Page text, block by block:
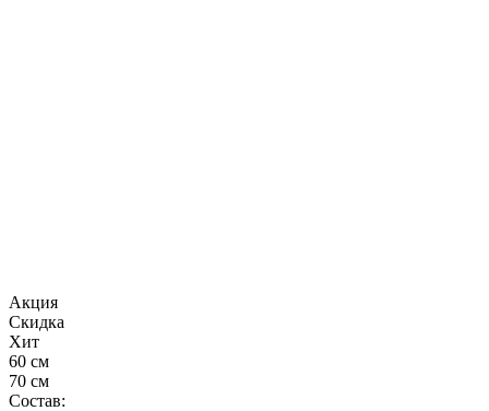
Акция
Скидка
Хит
60 см
70 см
Состав: